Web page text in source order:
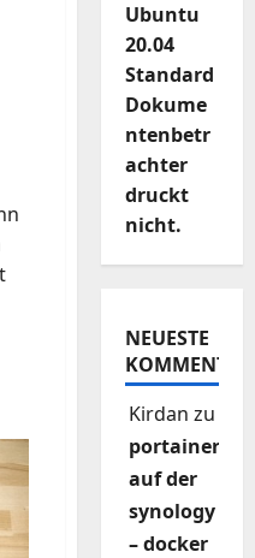
Ubuntu
20.04
Standard
Dokume
ntenbetr
achter
druckt
nicht.
NEUESTE
Kirdan zu
portainer
auf der
synology
– docker